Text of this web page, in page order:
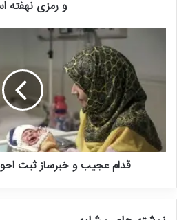
در این خصوص محسن سعادتی، معاون
فرهنگی و بدون اینکه با ما در میراث
حیاط برج طغرل را رنگ‌کاری کرده و
شده است که وضعیت دیوار برج طغرل به
انجام کار بدون هماهنگی با میراث
است که فعلا کار متوقف شود تا شهرداری
ادامه این گفت‌وگو را بخوانید:
و رمزی نهفته
قدام عجیب و خبرساز ثبت